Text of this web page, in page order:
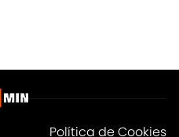
Política de Cookies